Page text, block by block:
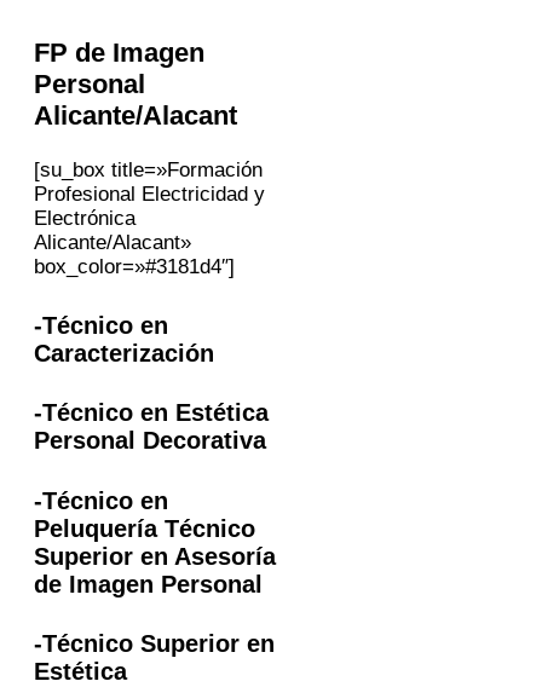
FP de Imagen
Personal
Alicante/Alacant
[su_box title=»Formación
Profesional Electricidad y
Electrónica
Alicante/Alacant»
box_color=»#3181d4″]
-Técnico en
Caracterización
-Técnico en Estética
Personal Decorativa
-Técnico en
Peluquería Técnico
Superior en Asesoría
de Imagen Personal
-Técnico Superior en
Estética